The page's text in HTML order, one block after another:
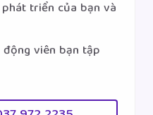
triển của bạn và
viên bạn tập